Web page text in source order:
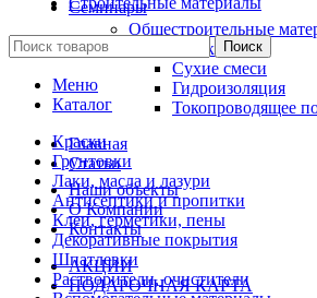
Общестроительные
Штукатурка
Сухие смеси
Гидроизоляция
Токопроводящее
Главная
Статьи
Наши объекты
О Компании
Контакты
АКЦИИ
ПОДАРОЧНАЯ КАРТА
Семинары
Поиск
Меню
Каталог
Краски
Грунтовки
Лаки, масла и лазури
Антисептики и пропитки
Клеи, герметики, пены
Декоративные покрытия
Шпатлевки
Растворители, очистители